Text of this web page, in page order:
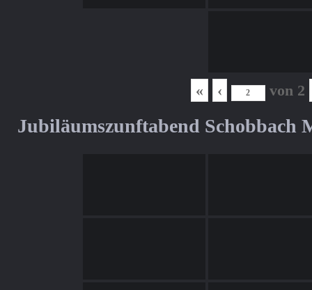
« ‹ von 2
Jubiläumszunftabend Schobbach